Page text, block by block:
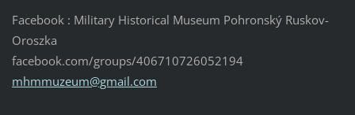
Facebook : Military Historical Museum Pohronský Ruskov-
Oroszka
facebook.com/groups/406710726052194
mhmmuzeum@gmail.com